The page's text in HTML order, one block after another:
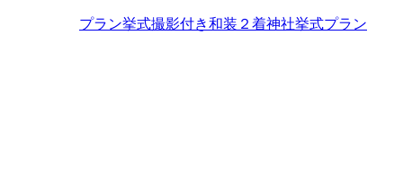
プラン挙式撮影付き和装２着神社挙式プラン